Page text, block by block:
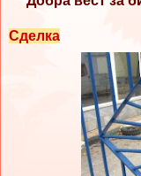
Сделка